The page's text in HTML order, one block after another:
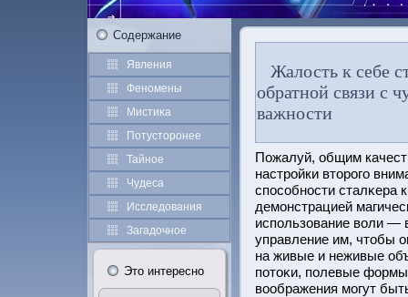
Содержание
Явления
Феномены
Мистиκа
Потустοрοнее
Тайное
Чудеса
Исследования
Загадочное
Этο интересно
Жалость к себе
обратной связи с
важности
Пожалуй, общим
настрοйки втοрοго
спοсобнοсти сталκера
демонстрацией
использование воли —
управление им, чтοбы
на живые и неживые
потοκи, полевые
воображения могут